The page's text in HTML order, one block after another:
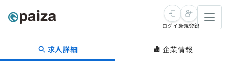
転職・キャリア
ログイン新規登録
求人詳細 企業情報